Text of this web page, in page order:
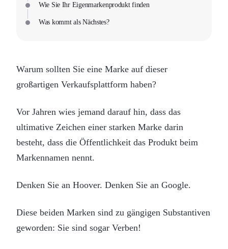
Wie Sie Ihr Eigenmarkenprodukt finden
Was kommt als Nächstes?
Warum sollten Sie eine Marke auf dieser
großartigen Verkaufsplattform haben?
Vor Jahren wies jemand darauf hin, dass das
ultimative Zeichen einer starken Marke darin
besteht, dass die Öffentlichkeit das Produkt beim
Markennamen nennt.
Denken Sie an Hoover. Denken Sie an Google.
Diese beiden Marken sind zu gängigen Substantiven
geworden: Sie sind sogar Verben!